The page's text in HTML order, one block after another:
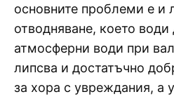
основните проблеми е и
отводняване, което
атмосферни води при
липсва и достатъчно
за хора с увреждания, а